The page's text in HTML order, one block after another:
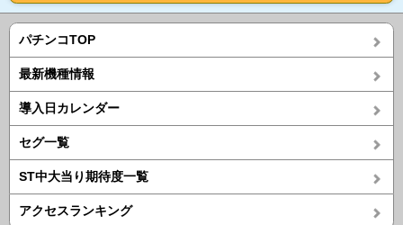
パチンコTOP
最新機種情報
導入日カレンダー
セグ一覧
ST中大当り期待度一覧
アクセスランキング